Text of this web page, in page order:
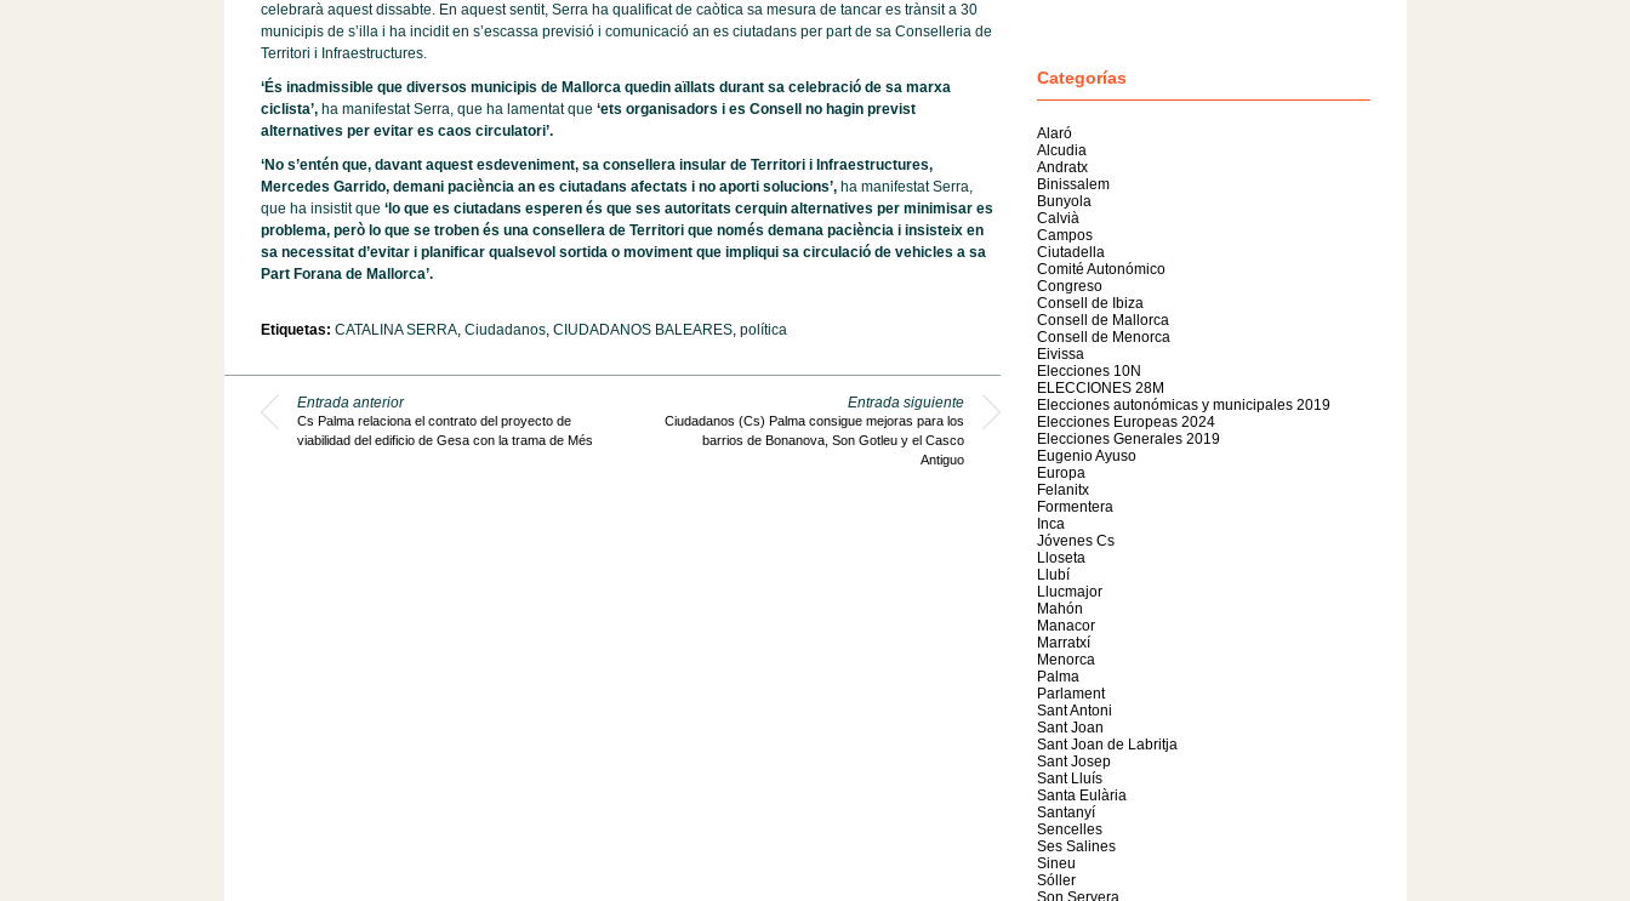
celebrarà aquest dissabte. En aquest sentit, Serra ha qualificat de caòtica sa mesura de tancar es trànsit a 30
municipis de s’illa i ha incidit en s’escassa previsió i comunicació an es ciutadans per part de sa Conselleria de
Territori i Infraestructures.
‘És inadmissible que diversos municipis de Mallorca quedin aïllats durant sa celebració de sa marxa
ciclista’,ha manifestat Serra, que ha lamentat que ‘ets organisadors i es Consell no hagin previst
alternatives per evitar es caos circulatori’.
‘No s’entén que, davant aquest esdeveniment, sa consellera insular de Territori i Infraestructures,
Mercedes Garrido, demani paciència an es ciutadans afectats i no aporti solucions’,ha manifestat Serra,
que ha insistit que ‘lo que es ciutadans esperen és que ses autoritats cerquin alternatives per minimisar es
problema, però lo que se troben és una consellera de Territori que només demana paciència i insisteix en
sa necessitat d’evitar i planificar qualsevol sortida o moviment que impliqui sa circulació de vehicles a sa
Part Forana de Mallorca’.
Etiquetas: CATALINA SERRA, Ciudadanos, CIUDADANOS BALEARES, política
Entrada anterior
Cs Palma relaciona el contrato del proyecto de
viabilidad del edificio de Gesa con la trama de Més
Entrada siguiente
Ciudadanos (Cs) Palma consigue mejoras para los
barrios de Bonanova, Son Gotleu y el Casco
Antiguo
Categorías
Alaró
Alcudia
Andratx
Binissalem
Bunyola
Calvià
Campos
Ciutadella
Comité Autonómico
Congreso
Consell de Ibiza
Consell de Mallorca
Consell de Menorca
Eivissa
Elecciones 10N
ELECCIONES 28M
Elecciones autonómicas y municipales 2019
Elecciones Europeas 2024
Elecciones Generales 2019
Eugenio Ayuso
Europa
Felanitx
Formentera
Inca
Jóvenes Cs
Lloseta
Llubí
Llucmajor
Mahón
Manacor
Marratxí
Menorca
Palma
Parlament
Sant Antoni
Sant Joan
Sant Joan de Labritja
Sant Josep
Sant Lluís
Santa Eulària
Santanyí
Sencelles
Ses Salines
Sineu
Sóller
Son Servera